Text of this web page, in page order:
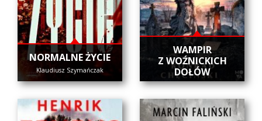
NORMALNE ŻYCIE
Klaudiusz Szymańczak
WAMPIR
Z WOŹNICKICH
DOŁÓW